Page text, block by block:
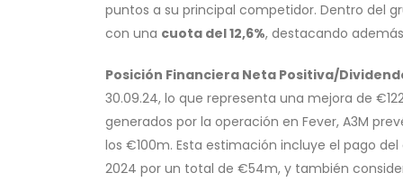
puntos a su principal competidor. Dentro del
con una cuota del 12,6%, destacando
Posición Financiera Neta Positiva/
30.09.24, lo que representa una mejora de
generados por la operación en Fever, A3M
los €100m. Esta estimación incluye el pago
2024 por un total de €54m, y también